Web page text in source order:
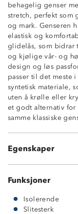
behagelig genser
stretch, perfekt som
og mark. Genseren
elastisk og
glidelås, som bidrar
og kjølige vår- og
design og løs
passer til det meste
syntetisk materiale,
uten å krølle eller
et godt alternativ for
samme klassiske
Egenskaper
Myk og
Isolerende
Ribbestruktur
Slitesterk
Funksjoner
Isolerende
Slitesterk